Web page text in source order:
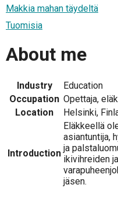
Makkia mahan täydeltä
Tuomisia
About me
Industry
Education
Occupation Opettaja,
Location
Helsinki,
Introduction
Eläkkeellä
asiantuntija,
ja
ikivihreiden
jäsen.